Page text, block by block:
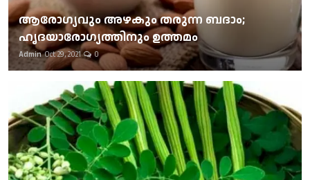
ആരോഗ്യവും അഴകും തരുന്ന ബദാം;
ഹൃദയാരോഗ്യത്തിനും ഉത്തമം
Admin Oct 29, 2021 0